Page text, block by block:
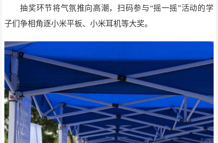
抽奖环节将气氛推向高潮，扫码参与“摇一摇”活动的学
子们争相角逐小米平板、小米耳机等大奖。